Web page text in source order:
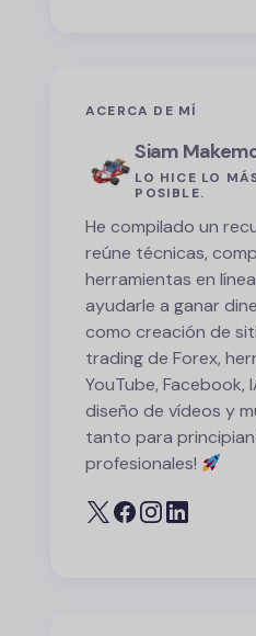
ACERCA DE MÍ
Siam
LO HICE LO
POSIBLE.
He compilado un
reúne técnicas,
herramientas en
ayudarle a ganar
como creación de
trading de Forex,
YouTube, Facebook,
diseño de vídeos y
tanto para
profesionales!